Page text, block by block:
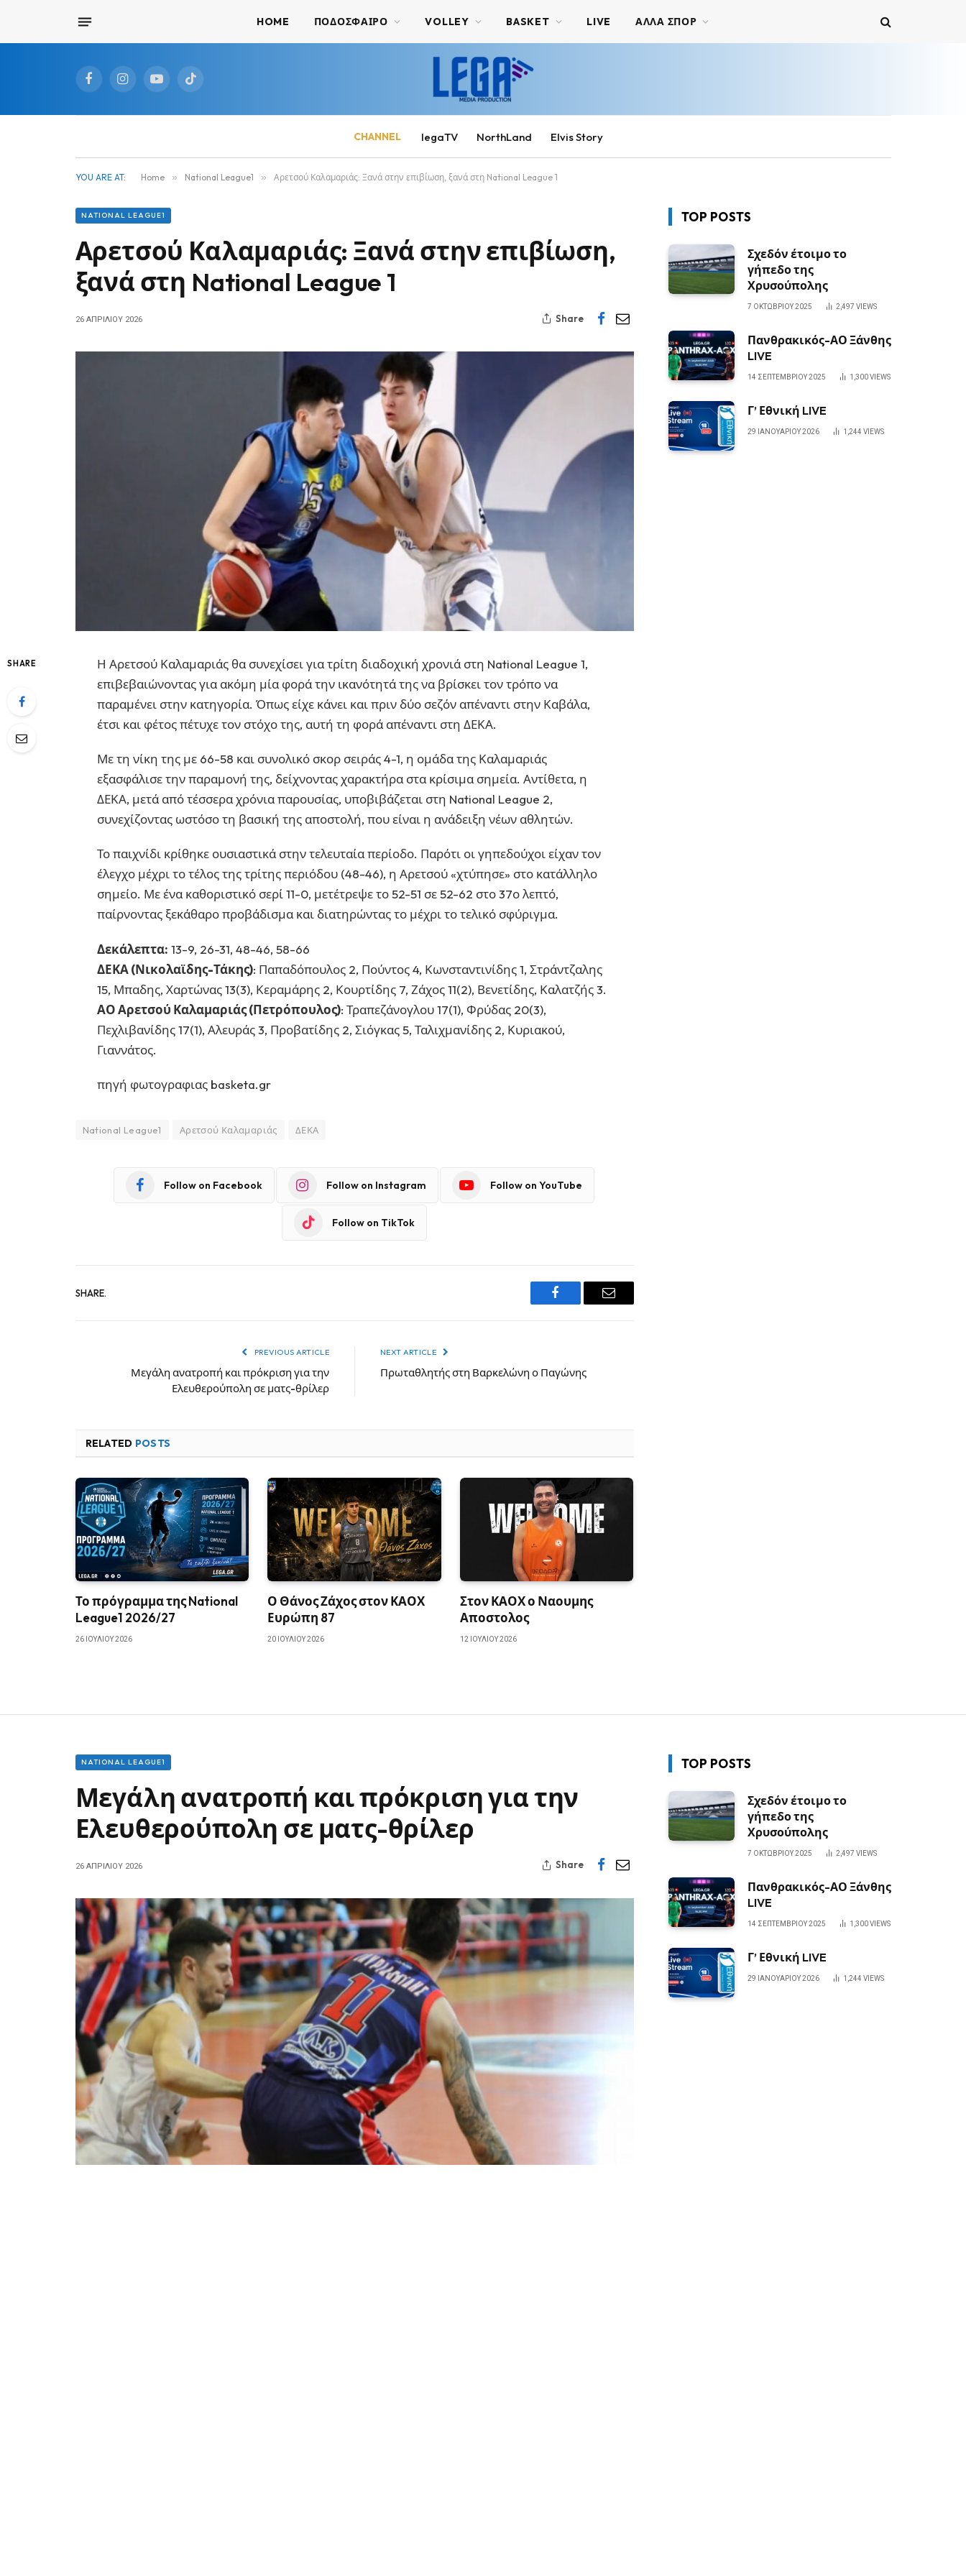
HOME ΠΟΔΟΣΦΑΙΡΟ VOLLEY BASKET LIVE ΑΛΛΑ ΣΠΟΡ
FacebookInstagramYouTubeTikTok
CHANNEL legaTV NorthLand Elvis Story
YOU ARE AT: Home » National League1 » Αρετσού Καλαμαριάς: Ξανά στην επιβίωση, ξανά στη National League 1
NATIONAL LEAGUE1
Αρετσού Καλαμαριάς: Ξανά στην επιβίωση,
ξανά στη National League 1
26 ΑΠΡΙΛΊΟΥ 2026 Share
SHARE
Η Αρετσού Καλαμαριάς θα συνεχίσει για τρίτη διαδοχική χρονιά στη National League 1,
επιβεβαιώνοντας για ακόμη μία φορά την ικανότητά της να βρίσκει τον τρόπο να
παραμένει στην κατηγορία. Όπως είχε κάνει και πριν δύο σεζόν απέναντι στην Καβάλα,
έτσι και φέτος πέτυχε τον στόχο της, αυτή τη φορά απέναντι στη ΔΕΚΑ.
Με τη νίκη της με 66-58 και συνολικό σκορ σειράς 4-1, η ομάδα της Καλαμαριάς
εξασφάλισε την παραμονή της, δείχνοντας χαρακτήρα στα κρίσιμα σημεία. Αντίθετα, η
ΔΕΚΑ, μετά από τέσσερα χρόνια παρουσίας, υποβιβάζεται στη National League 2,
συνεχίζοντας ωστόσο τη βασική της αποστολή, που είναι η ανάδειξη νέων αθλητών.
Το παιχνίδι κρίθηκε ουσιαστικά στην τελευταία περίοδο. Παρότι οι γηπεδούχοι είχαν τον
έλεγχο μέχρι το τέλος της τρίτης περιόδου (48-46), η Αρετσού «χτύπησε» στο κατάλληλο
σημείο. Με ένα καθοριστικό σερί 11-0, μετέτρεψε το 52-51 σε 52-62 στο 37ο λεπτό,
παίρνοντας ξεκάθαρο προβάδισμα και διατηρώντας το μέχρι το τελικό σφύριγμα.
Δεκάλεπτα: 13-9, 26-31, 48-46, 58-66
ΔΕΚΑ (Νικολαϊδης-Τάκης): Παπαδόπουλος 2, Πούντος 4, Κωνσταντινίδης 1, Στράντζαλης
15, Μπαδης, Χαρτώνας 13(3), Κεραμάρης 2, Κουρτίδης 7, Ζάχος 11(2), Βενετίδης, Καλατζής 3.
ΑΟ Αρετσού Καλαμαριάς (Πετρόπουλος): Τραπεζάνογλου 17(1), Φρύδας 20(3),
Πεχλιβανίδης 17(1), Αλευράς 3, Προβατίδης 2, Σιόγκας 5, Ταλιχμανίδης 2, Κυριακού,
Γιαννάτος.
πηγή φωτογραφιας basketa.gr
National League1 Αρετσού Καλαμαριάς ΔΕΚΑ
Follow on Facebook Follow on Instagram Follow on YouTube
Follow on TikTok
SHARE.
Facebook Email
PREVIOUS ARTICLE
Μεγάλη ανατροπή και πρόκριση για την
Ελευθερούπολη σε ματς-θρίλερ
NEXT ARTICLE
Πρωταθλητής στη Βαρκελώνη ο Παγώνης
RELATED POSTS
Το πρόγραμμα της National
League1 2026/27
26 ΙΟΥΛΊΟΥ 2026
Ο Θάνος Ζάχος στον ΚΑΟΧ
Ευρώπη 87
20 ΙΟΥΛΊΟΥ 2026
Στον ΚΑΟΧ ο Ναουμης
Αποστολος
12 ΙΟΥΛΊΟΥ 2026
TOP POSTS
Σχεδόν έτοιμο το
γήπεδο της
Χρυσούπολης
7 ΟΚΤΩΒΡΊΟΥ 2025 2,497 VIEWS
Πανθρακικός-ΑΟ Ξάνθης
LIVE
14 ΣΕΠΤΕΜΒΡΊΟΥ 2025 1,300VIEWS
Γ’ Εθνική LIVE
29 ΙΑΝΟΥΑΡΊΟΥ 2026 1,244 VIEWS
NATIONAL LEAGUE1
Μεγάλη ανατροπή και πρόκριση για την
Ελευθερούπολη σε ματς-θρίλερ
26 ΑΠΡΙΛΊΟΥ 2026 Share
TOP POSTS
Σχεδόν έτοιμο το
γήπεδο της
Χρυσούπολης
7 ΟΚΤΩΒΡΊΟΥ 2025 2,497 VIEWS
Πανθρακικός-ΑΟ Ξάνθης
LIVE
14 ΣΕΠΤΕΜΒΡΊΟΥ 2025 1,300VIEWS
Γ’ Εθνική LIVE
29 ΙΑΝΟΥΑΡΊΟΥ 2026 1,244 VIEWS